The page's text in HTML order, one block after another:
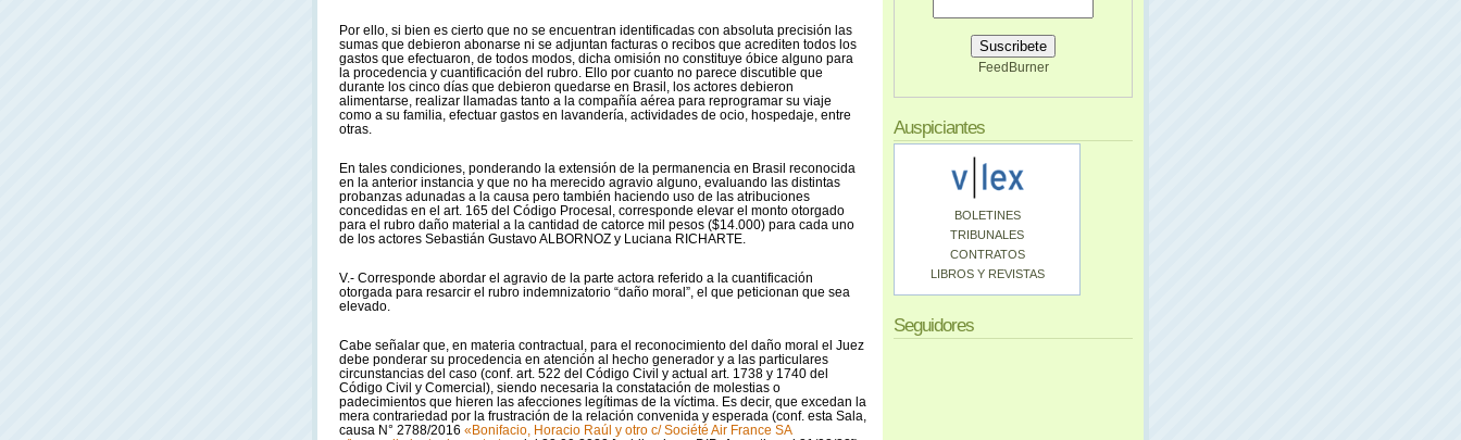
Por ello, si bien es cierto que no se encuentran identificadas con absoluta precisión las
sumas que debieron abonarse ni se adjuntan facturas o recibos que acrediten todos los
gastos que efectuaron, de todos modos, dicha omisión no constituye óbice alguno para
la procedencia y cuantificación del rubro. Ello por cuanto no parece discutible que
durante los cinco días que debieron quedarse en Brasil, los actores debieron
alimentarse, realizar llamadas tanto a la compañía aérea para reprogramar su viaje
como a su familia, efectuar gastos en lavandería, actividades de ocio, hospedaje, entre
otras.
En tales condiciones, ponderando la extensión de la permanencia en Brasil reconocida
en la anterior instancia y que no ha merecido agravio alguno, evaluando las distintas
probanzas adunadas a la causa pero también haciendo uso de las atribuciones
concedidas en el art. 165 del Código Procesal, corresponde elevar el monto otorgado
para el rubro daño material a la cantidad de catorce mil pesos ($14.000) para cada uno
de los actores Sebastián Gustavo ALBORNOZ y Luciana RICHARTE.
V.- Corresponde abordar el agravio de la parte actora referido a la cuantificación
otorgada para resarcir el rubro indemnizatorio “daño moral”, el que peticionan que sea
elevado.
Cabe señalar que, en materia contractual, para el reconocimiento del daño moral el Juez
debe ponderar su procedencia en atención al hecho generador y a las particulares
circunstancias del caso (conf. art. 522 del Código Civil y actual art. 1738 y 1740 del
Código Civil y Comercial), siendo necesaria la constatación de molestias o
padecimientos que hieren las afecciones legítimas de la víctima. Es decir, que excedan la
mera contrariedad por la frustración de la relación convenida y esperada (conf. esta Sala,
causa N° 2788/2016 «Bonifacio, Horacio Raúl y otro c/Société Air France SA
FeedBurner
Auspiciantes
BOLETINES
TRIBUNALES
CONTRATOS
LIBROS Y REVISTAS
Seguidores